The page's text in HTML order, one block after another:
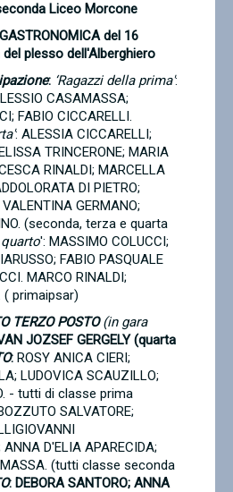
Liceo Morcone
del 16
plesso dell'Alberghiero
: ‘Ragazzi della prima':
CASAMASSA;
FABIO CICCARELLI.
: ALESSIA CICCARELLI;
TRINCERONE; MARIA
RINALDI; MARCELLA
DI PIETRO;
GERMANO;
(seconda, terza e quarta
quarto': MASSIMO COLUCCI;
FABIO PASQUALE
MARCO RINALDI;
( primaipsar)
TERZO POSTO(in gara
JOZSEF GERGELY (quarta
: ROSY ANICA CIERI;
LUDOVICA SCAUZILLO;
- tutti di classe prima
SALVATORE;
D'ELIA APARECIDA;
(tutti classe seconda
: DEBORA SANTORO; ANNA